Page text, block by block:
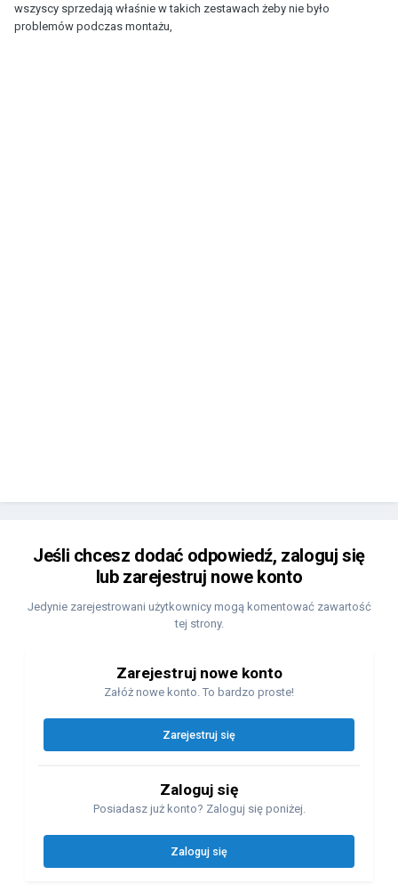
wszyscy sprzedają właśnie w takich zestawach żeby nie było
problemów podczas montażu,
Jeśli chcesz dodać odpowiedź, zaloguj się
lub zarejestruj nowe konto
Jedynie zarejestrowani użytkownicy mogą komentować zawartość
tej strony.
Zarejestruj nowe konto
Załóż nowe konto. To bardzo proste!
Zarejestruj się
Zaloguj się
Posiadasz już konto? Zaloguj się poniżej.
Zaloguj się